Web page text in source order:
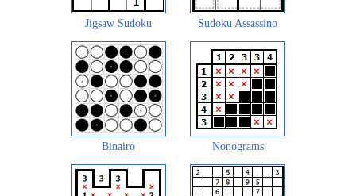
Jigsaw Sudoku Sudoku Assassino
Binairo Nonograms